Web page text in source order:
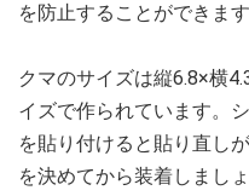
を防止することができます
クマのサイズは縦6.8×横
イズで作られています。
を貼り付けると貼り直し
を決めてから装着しましょ